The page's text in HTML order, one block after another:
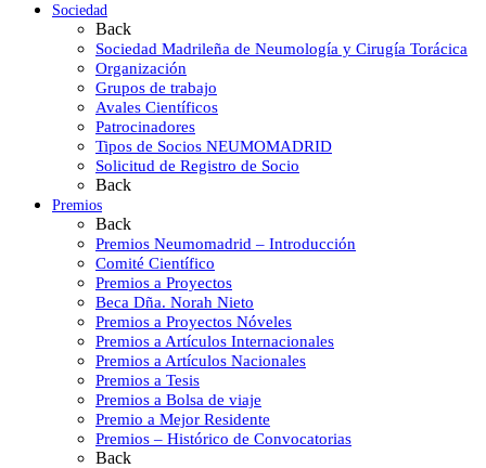
Sociedad
Back
Sociedad Madrileña de Neumología y Cirugía Torácica
Organización
Grupos de trabajo
Avales Científicos
Patrocinadores
Tipos de Socios NEUMOMADRID
Solicitud de Registro de Socio
Back
Premios
Back
Premios Neumomadrid – Introducción
Comité Científico
Premios a Proyectos
Beca Dña. Norah Nieto
Premios a Proyectos Nóveles
Premios a Artículos Internacionales
Premios a Artículos Nacionales
Premios a Tesis
Premios a Bolsa de viaje
Premio a Mejor Residente
Premios – Histórico de Convocatorias
Back